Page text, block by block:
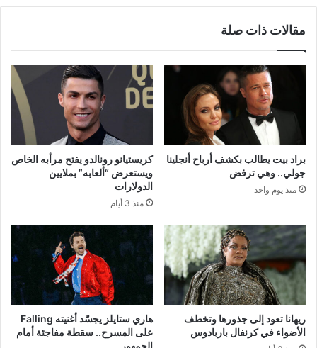
مقالات ذات صلة
براد بيت يطالب بكشف أرباح أنجلينا
جولي.. وهي ترفض
منذ يوم واحد
كريستيانو رونالدو يفتح مرأبه الخاص
ويستعرض “ألعابه” بملايين
الدولارات
منذ 3 أيام
ريهانا تعود إلى جذورها وتخطف
الأضواء في كرنفال باربادوس
هاري ستايلز يجسّد أغنيته Falling
على المسرح.. سقطة مفاجئة أمام
الجمهور